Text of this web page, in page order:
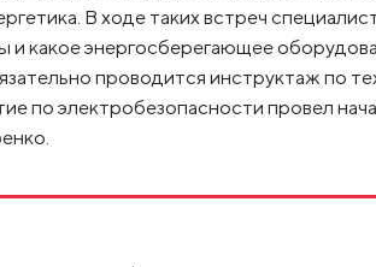
В ходе таких встреч
какое энергосберегающее
проводится инструктаж по
по электробезопасности провел